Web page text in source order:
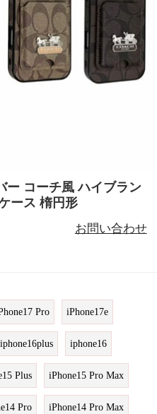
ー コーチ風 ハイブラン
ース 楕円形
お問い合わせ
Pro iPhone17e
iphone16plus iphone16
Plus iPhone15 Pro Max
Pro iPhone14 Pro Max